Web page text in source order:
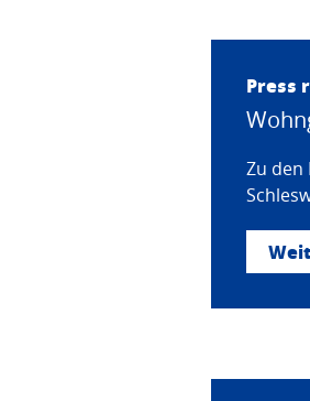
Press
Zu den